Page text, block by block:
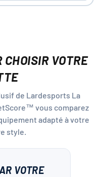
VOTRE
de Lardesports La
vous comparez
adapté à votre
style.
VOTRE